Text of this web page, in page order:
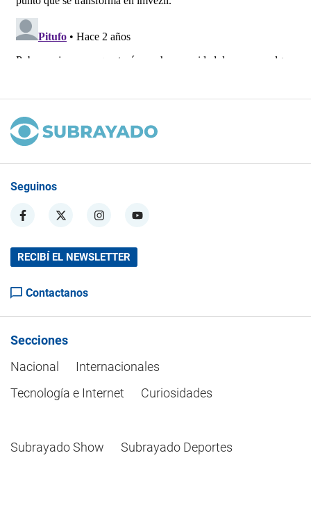
Seguinos
RECIBÍ EL NEWSLETTER
Contactanos
Secciones
Nacional
Internacionales
Tecnología e Internet
Curiosidades
Subrayado Show Subrayado Deportes